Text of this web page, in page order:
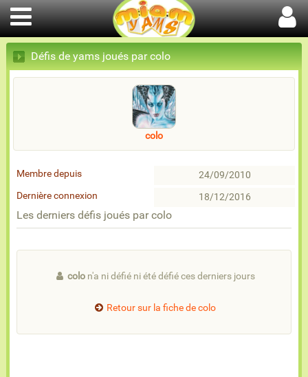
Défis de yams joués par colo
colo
Membre depuis
24/09/2010
Dernière connexion
18/12/2016
Les derniers défis joués par colo
colon'a ni défié ni été défié ces derniers jours
Retour sur la fiche de colo